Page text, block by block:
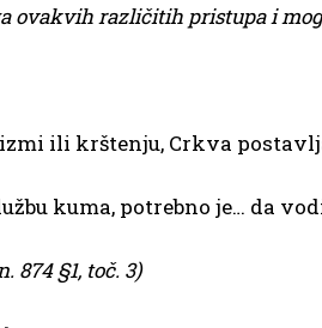
ovakvih različitih pristupa i
ili krštenju, Crkva
kuma, potrebno je… da
874 §1, toč. 3)